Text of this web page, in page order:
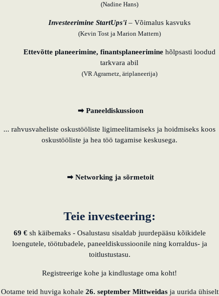
(Nadine Hans)
Investeerimine StartUps'i–Võimalus kasvuks
(Kevin Tost ja Marion Mattern)
Ettevõtte planeerimine, finantsplaneeriminehõlpsasti loodud
tarkvara abil
(VR Agrarnetz, äriplaneerija)
➡ Paneeldiskussioon
... rahvusvaheliste oskustööliste ligimeelitamiseks ja hoidmiseks koos
oskustööliste ja hea töö tagamise keskusega.
➡ Networking ja sõrmetoit
Teie investeering:
69 €sh käibemaks - Osalustasu sisaldab juurdepääsu kõikidele
loengutele, töötubadele, paneeldiskussioonile ning korraldus- ja
toitlustustasu.
Registreerige kohe ja kindlustage oma koht!
Ootame teid huviga kohale 26. september Mittweidasja uurida ühiselt